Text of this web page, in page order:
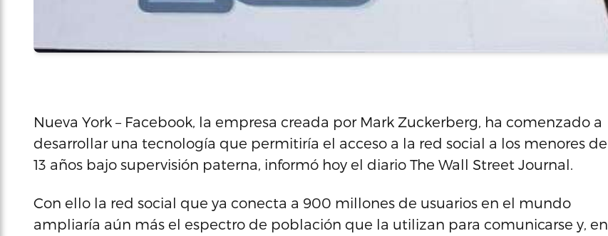
Nueva York – Facebook, la empresa creada por Mark Zuckerberg, ha comenzado a
desarrollar una tecnología que permitiría el acceso a la red social a los menores de
13 años bajo supervisión paterna, informó hoy el diario The Wall Street Journal.
Con ello la red social que ya conecta a 900 millones de usuarios en el mundo
ampliaría aún más el espectro de población que la utilizan para comunicarse y, en